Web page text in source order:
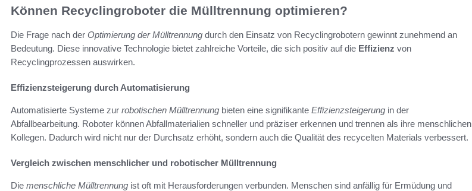
Können Recyclingroboter die Mülltrennung optimieren?
Die Frage nach der Optimierung der Mülltrennung durch den Einsatz von Recyclingrobotern gewinnt zunehmend an
Bedeutung. Diese innovative Technologie bietet zahlreiche Vorteile, die sich positiv auf die Effizienz von
Recyclingprozessen auswirken.
Effizienzsteigerung durch Automatisierung
Automatisierte Systeme zur robotischen Mülltrennung bieten eine signifikante Effizienzsteigerung in der
Abfallbearbeitung. Roboter können Abfallmaterialien schneller und präziser erkennen und trennen als ihre menschlichen
Kollegen. Dadurch wird nicht nur der Durchsatz erhöht, sondern auch die Qualität des recycelten Materials verbessert.
Vergleich zwischen menschlicher und robotischer Mülltrennung
Die menschliche Mülltrennung ist oft mit Herausforderungen verbunden. Menschen sind anfällig für Ermüdung und